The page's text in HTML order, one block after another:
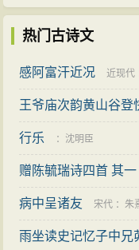
热门古诗文
感阿富汗近况 近现代
王爷庙次韵黄山谷登
行乐 ： 沈明臣
赠陈毓瑞诗四首 其一
病中呈诸友 宋代 ：朱
雨坐读史记忆子中兄